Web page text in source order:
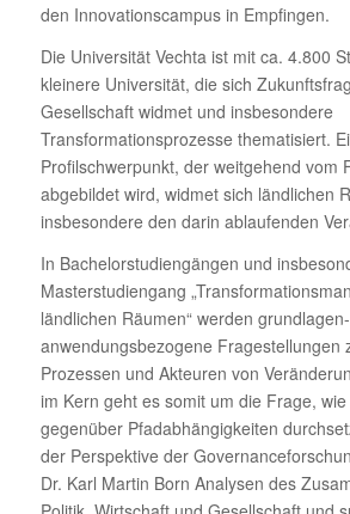
den Innovationscampus in Empfingen.
Die Universität Vechta ist mit ca. 4.800
kleinere Universität, die sich
Gesellschaft widmet und insbesondere
Transformationsprozesse thematisiert.
Profilschwerpunkt, der weitgehend vom
abgebildet wird, widmet sich ländlichen
insbesondere den darin ablaufenden
In Bachelorstudiengängen und
Masterstudiengang
ländlichen Räumen“ werden
anwendungsbezogene Fragestellungen
Prozessen und Akteuren von
im Kern geht es somit um die Frage,
gegenüber Pfadabhängigkeiten
der Perspektive der
Dr. Karl Martin Born Analysen des